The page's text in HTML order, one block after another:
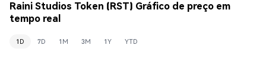
Raini Studios Token (RST) Gráfico de preço em
tempo real
1D 7D 1M 3M 1Y YTD